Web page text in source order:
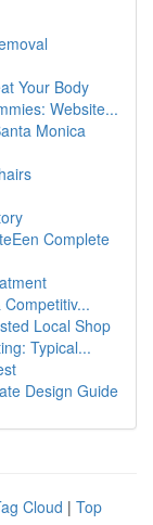
Your Body
Website...
Monica
Complete
Local Shop
Typical...
Design Guide
Cloud | Top